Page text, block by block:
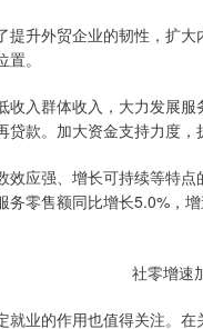
提升外贸企业的韧性，扩
。
收入群体收入，大力发展
款。加大资金支持力度，
效应强、增长可持续等特
务零售额同比增长5.0%，
社零增速
就业的作用也值得关注。